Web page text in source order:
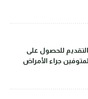
للحصول على
جراء الأمراض